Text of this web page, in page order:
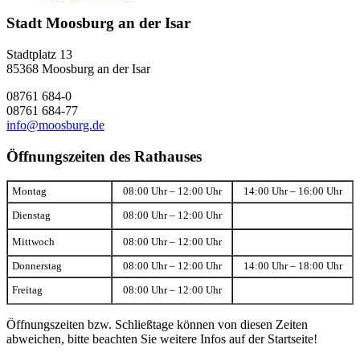
Stadt Moosburg an der Isar
Stadtplatz 13
85368 Moosburg an der Isar
08761 684-0
08761 684-77
info@moosburg.de
Öffnungszeiten des Rathauses
Montag 08:00 Uhr – 12:00 Uhr 14:00 Uhr – 16:00 Uhr
Dienstag 08:00 Uhr – 12:00 Uhr
Mittwoch 08:00 Uhr – 12:00 Uhr
Donnerstag 08:00 Uhr – 12:00 Uhr 14:00 Uhr – 18:00 Uhr
Freitag 08:00 Uhr – 12:00 Uhr
Öffnungszeiten bzw. Schließtage können von diesen Zeiten
abweichen, bitte beachten Sie weitere Infos auf der Startseite!